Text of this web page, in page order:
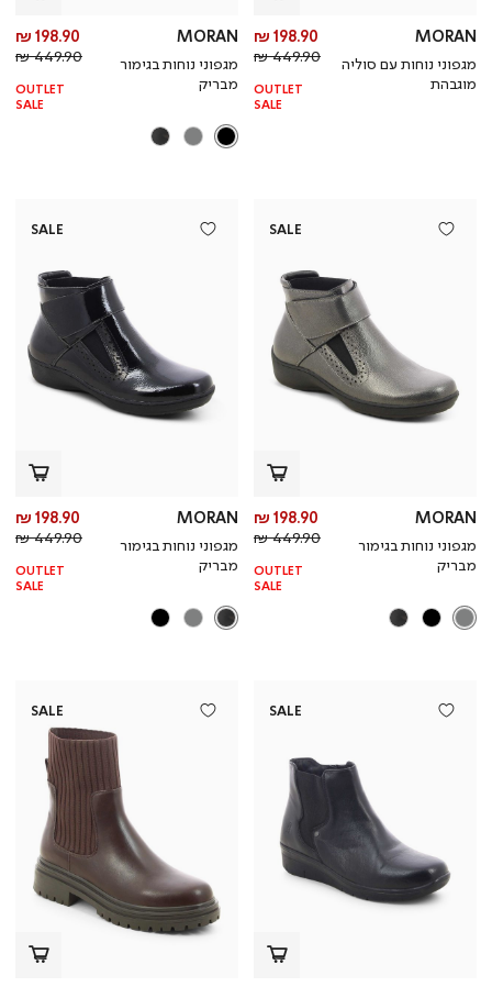
MORAN
מגפוני נוחות עם סוליה
מוגבהת
מחיר
מוצר
198.90 ₪
מחיר
רגיל
449.90 ₪
OUTLET
SALE
MORAN
מגפוני נוחות בגימור
מבריק
198.90 ₪
449.90 ₪
OUTLET
SALE
SALE
MORAN
מגפוני נוחות בגימור
מבריק
מחיר
מוצר
198.90 ₪
מחיר
רגיל
449.90 ₪
OUTLET
SALE
SALE
MORAN
מגפוני נוחות בגימור
מבריק
198.90 ₪
449.90 ₪
OUTLET
SALE
SALE
SALE